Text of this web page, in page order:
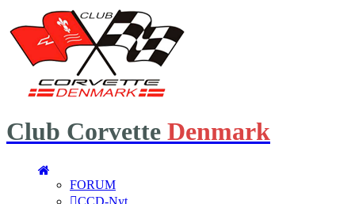
Club Corvette Denmark
FORUM
CCD-Nyt